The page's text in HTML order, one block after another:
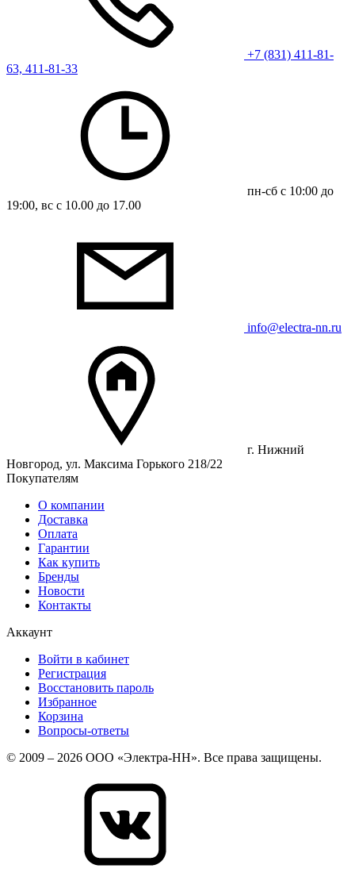
+7 (831) 411-81-
63, 411-81-33
пн-сб с 10:00 до
19:00, вс с 10.00 до 17.00
info@electra-nn.ru
г. Нижний
Новгород, ул. Максима Горького 218/22
Покупателям
О компании
Доставка
Оплата
Гарантии
Как купить
Бренды
Новости
Контакты
Аккаунт
Войти в кабинет
Регистрация
Восстановить пароль
Избранное
Корзина
Вопросы-ответы
© 2009 – 2026 ООО «Электра-НН». Все права защищены.